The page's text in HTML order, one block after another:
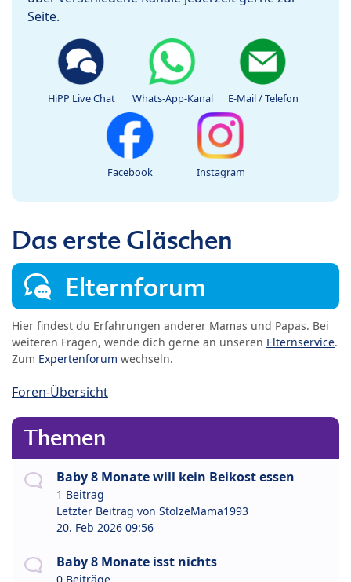
Seite.
HiPP Live Chat Whats-App-Kanal E-Mail / Telefon
Facebook Instagram
Das erste Gläschen
Elternforum
Hier findest du Erfahrungen anderer Mamas und Papas. Bei
weiteren Fragen, wende dich gerne an unseren Elternservice.
Zum Expertenforum wechseln.
Foren-Übersicht
Themen
Baby 8 Monate will kein Beikost essen
1 Beitrag
Letzter Beitrag von StolzeMama1993
20. Feb 2026 09:56
Baby 8 Monate isst nichts